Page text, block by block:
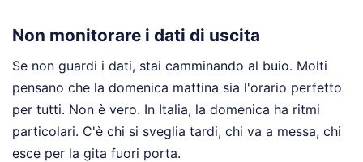
Non monitorare i dati di uscita
Se non guardi i dati, stai camminando al buio. Molti
pensano che la domenica mattina sia l'orario perfetto
per tutti. Non è vero. In Italia, la domenica ha ritmi
particolari. C'è chi si sveglia tardi, chi va a messa, chi
esce per la gita fuori porta.